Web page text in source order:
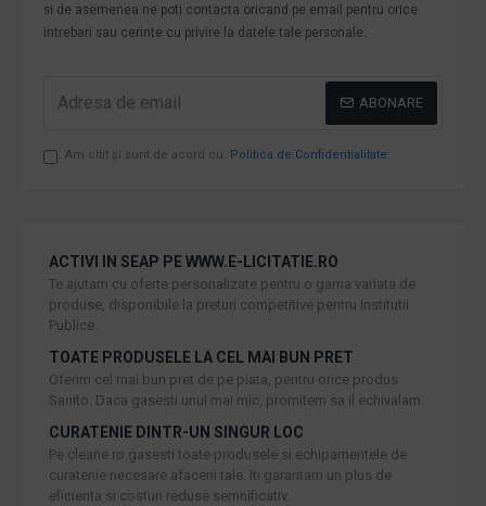
si de asemenea ne poti contacta oricand pe email pentru orice
intrebari sau cerinte cu privire la datele tale personale.
ABONARE
Am citit şi sunt de acord cu Politica de Confidentialitate
ACTIVI IN SEAP PE WWW.E-LICITATIE.RO
Te ajutam cu oferte personalizate pentru o gama variata de
produse, disponibile la preturi competitive pentru Institutii
Publice.
TOATE PRODUSELE LA CEL MAI BUN PRET
Oferim cel mai bun pret de pe piata, pentru orice produs
Sanito. Daca gasesti unul mai mic, promitem sa il echivalam.
CURATENIE DINTR-UN SINGUR LOC
Pe cleane.ro gasesti toate produsele si echipamentele de
curatenie necesare afacerii tale. Iti garantam un plus de
eficienta si costuri reduse semnificativ.